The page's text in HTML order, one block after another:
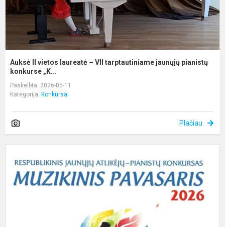
Auksė II vietos laureatė – VII tarptautiniame jaunųjų pianistų
konkurse „K...
Paskelbta: 2026-05-11
Kategorija: Konkursai
Plačiau